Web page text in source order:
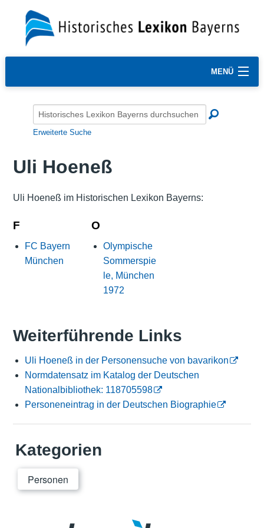
MENÜ
Erweiterte Suche
Uli Hoeneß
Uli Hoeneß im Historischen Lexikon Bayerns:
F
FC Bayern
München
O
Olympische
Sommerspie
le, München
1972
Weiterführende Links
Uli Hoeneß in der Personensuche von bavarikon
Normdatensatz im Katalog der Deutschen
Nationalbibliothek: 118705598
Personeneintrag in der Deutschen Biographie
Kategorien
Personen